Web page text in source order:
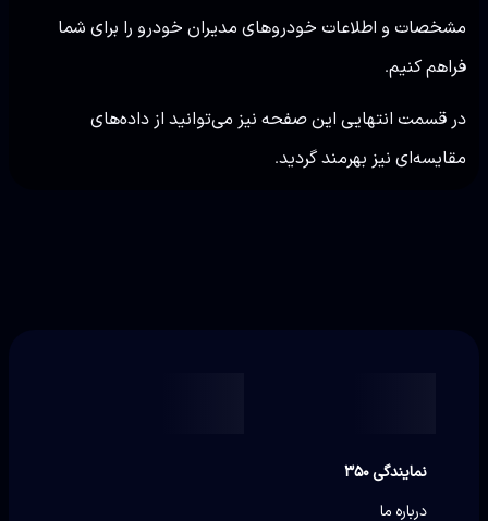
مشخصات و اطلاعات خودروهای مدیران خودرو را برای شما
فراهم کنیم.
در قسمت انتهایی این صفحه نیز می‌توانید از داده‌های
مقایسه‌ای نیز بهرمند گردید.
نمایندگی ۳۵۰
درباره ما